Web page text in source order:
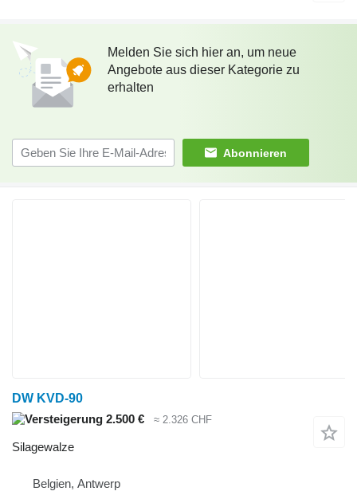
Melden Sie sich hier an, um neue
Angebote aus dieser Kategorie zu
erhalten
Abonnieren
DW KVD-90
2.500 €
≈ 2.326 CHF
Silagewalze
Belgien, Antwerp